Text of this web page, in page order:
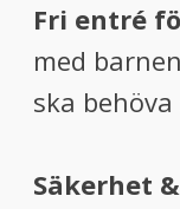
Fri entré
med
ska
Säkerhet